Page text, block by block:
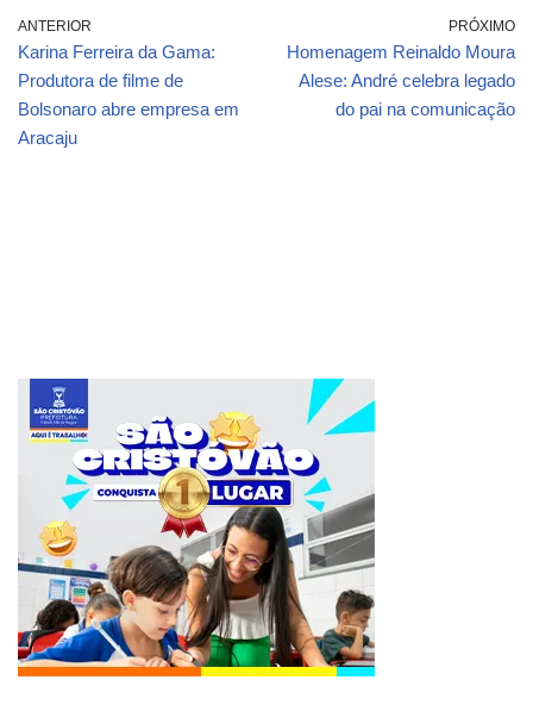
ANTERIOR
Karina Ferreira da Gama:
Produtora de filme de
Bolsonaro abre empresa em
Aracaju
PRÓXIMO
Homenagem Reinaldo Moura
Alese: André celebra legado
do pai na comunicação